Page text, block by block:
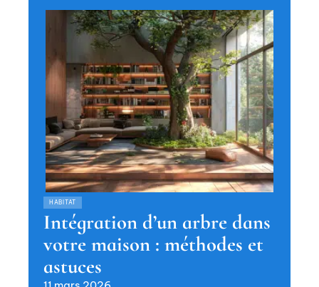
HABITAT
Intégration d’un arbre dans
votre maison : méthodes et
astuces